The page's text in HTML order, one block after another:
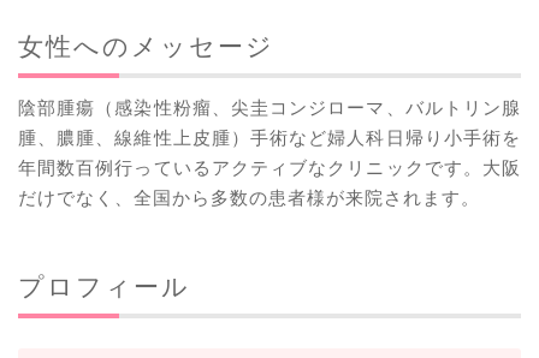
女性へのメッセージ
陰部腫瘍（感染性粉瘤、尖圭コンジローマ、バルトリン腺
腫、膿腫、線維性上皮腫）手術など婦人科日帰り小手術を
年間数百例行っているアクティブなクリニックです。大阪
だけでなく、全国から多数の患者様が来院されます。
プロフィール